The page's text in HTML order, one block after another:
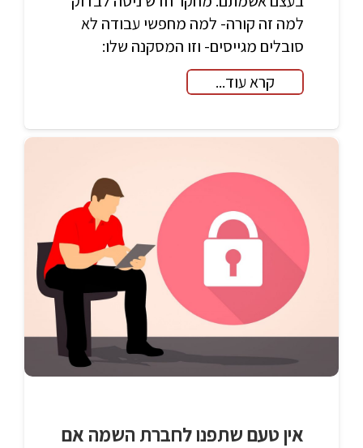
למה זה קורה- למה מחפשי עבודה לא
סובלים מגייסים- וזו המסקנה שלו:
קרא עוד...
אין טעם שתפנו לחברת השמה אם